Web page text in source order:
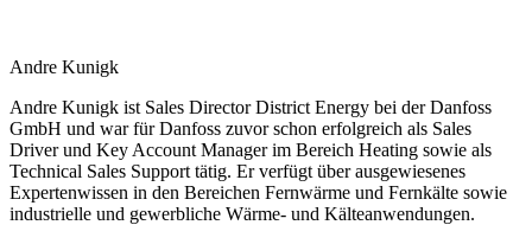
Andre Kunigk
Andre Kunigk ist Sales Director District Energy bei der Danfoss
GmbH und war für Danfoss zuvor schon erfolgreich als Sales
Driver und Key Account Manager im Bereich Heating sowie als
Technical Sales Support tätig. Er verfügt über ausgewiesenes
Expertenwissen in den Bereichen Fernwärme und Fernkälte sowie
industrielle und gewerbliche Wärme- und Kälteanwendungen.